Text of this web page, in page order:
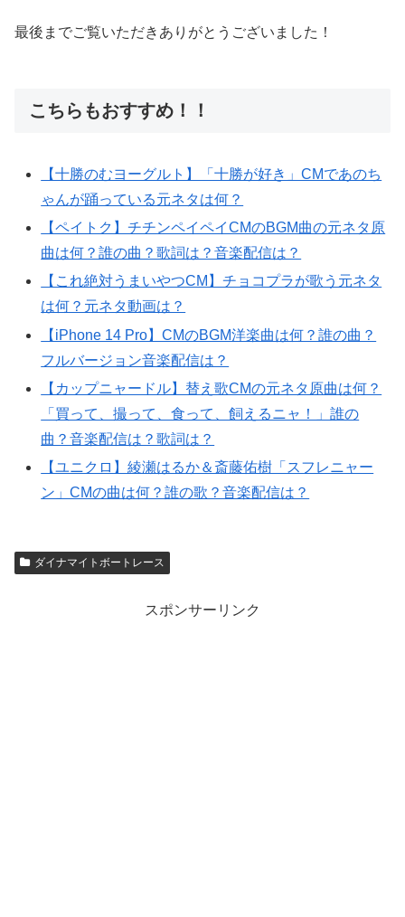
最後までご覧いただきありがとうございました！
こちらもおすすめ！！
【十勝のむヨーグルト】「十勝が好き」CMであのち
ゃんが踊っている元ネタは何？
【ペイトク】チチンペイペイCMのBGM曲の元ネタ原
曲は何？誰の曲？歌詞は？音楽配信は？
【これ絶対うまいやつCM】チョコプラが歌う元ネタ
は何？元ネタ動画は？
【iPhone 14 Pro】CMのBGM洋楽曲は何？誰の曲？
フルバージョン音楽配信は？
【カップニャードル】替え歌CMの元ネタ原曲は何？
「買って、撮って、食って、飼えるニャ！」誰の
曲？音楽配信は？歌詞は？
【ユニクロ】綾瀬はるか＆斎藤佑樹「スフレニャー
ン」CMの曲は何？誰の歌？音楽配信は？
ダイナマイトボートレース
スポンサーリンク